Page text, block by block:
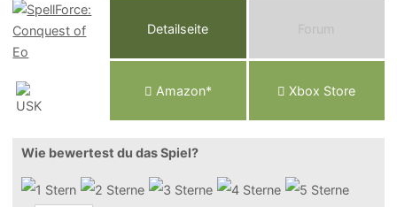
Detailseite Forum
Amazon* Xbox Store
Wie bewertest du das Spiel?